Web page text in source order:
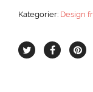
Kategorier: Design